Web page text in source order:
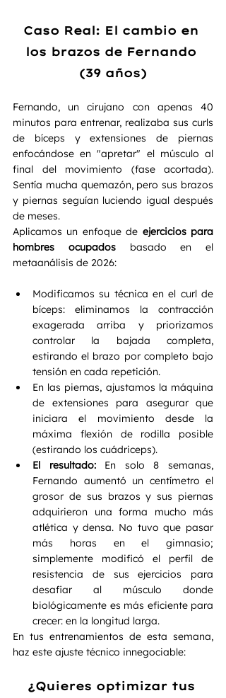
Caso Real: El cambio en
los brazos de Fernando
(39 años)
Fernando, un cirujano con apenas 40
minutos para entrenar, realizaba sus curls
de bíceps y extensiones de piernas
enfocándose en "apretar" el músculo al
final del movimiento (fase acortada).
Sentía mucha quemazón, pero sus brazos
y piernas seguían luciendo igual después
de meses.
Aplicamos un enfoque de ejercicios para
hombres ocupados basado en el
metaanálisis de 2026:
Modificamos su técnica en el curl de
bíceps: eliminamos la contracción
exagerada arriba y priorizamos
controlar la bajada completa,
estirando el brazo por completo bajo
tensión en cada repetición.
En las piernas, ajustamos la máquina
de extensiones para asegurar que
iniciara el movimiento desde la
máxima flexión de rodilla posible
(estirando los cuádriceps).
El resultado: En solo 8 semanas,
Fernando aumentó un centímetro el
grosor de sus brazos y sus piernas
adquirieron una forma mucho más
atlética y densa. No tuvo que pasar
más horas en el gimnasio;
simplemente modificó el perfil de
resistencia de sus ejercicios para
desafiar al músculo donde
biológicamente es más eficiente para
crecer: en la longitud larga.
En tus entrenamientos de esta semana,
haz este ajuste técnico innegociable:
¿Quieres optimizar tus